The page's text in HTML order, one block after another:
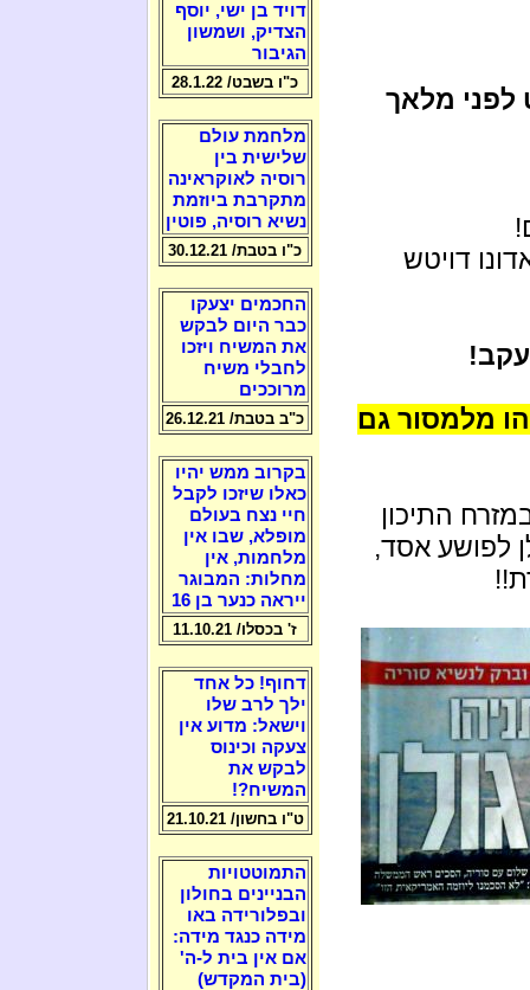
מלאך
דויטש
מלמסור גם
התיכון
לפושע אסד,
דויד בן ישי, יוסף
הצדיק, ושמשון
הגיבור
כ"ו בשבט/ 28.1.22
מלחמת עולם
שלישית בין
רוסיה לאוקראינה
מתקרבת ביוזמת
נשיא רוסיה, פוטין
כ"ו בטבת/ 30.12.21
החכמים יצעקו
כבר היום לבקש
את המשיח ויזכו
לחבלי משיח
מרוככים
כ"ב בטבת/ 26.12.21
בקרוב ממש יהיו
כאלו שיזכו לקבל
חיי נצח בעולם
מופלא, שבו אין
מלחמות, אין
מחלות: המבוגר
ייראה כנער בן 16
ז' בכסלו/ 11.10.21
דחוף! כל אחד
ילך לרב שלו
וישאל: מדוע אין
צעקה וכינוס
לבקש את
המשיח?!
ט"ו בחשון/ 21.10.21
התמוטטויות
הבניינים בחולון
ובפלורידה באו
מידה כנגד מידה:
אם אין בית ל-ה'
(בית המקדש)